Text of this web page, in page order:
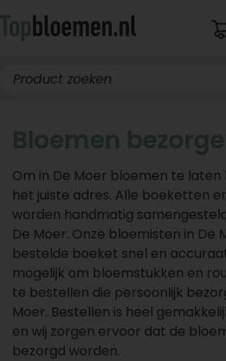
Bloemen
Om in De Moer bloemen te
het juiste adres. Alle boeketten
worden handmatig
De Moer. Onze bloemisten in De
bestelde boeket snel en
mogelijk om bloemstukken en
te bestellen die persoonlijk
Moer. Bestellen is heel
en wij zorgen ervoor dat de
bezorgd worden.